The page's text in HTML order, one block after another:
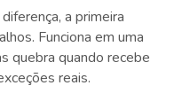
a primeira
Funciona em uma
quebra quando recebe
reais.